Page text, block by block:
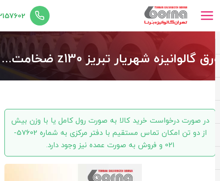
02157602
ورق گالوانیزه شهریار تبریز z130 ضخامت 2.00 عرض 1000
در صورت درخواست خرید کالا به صورت رول کامل یا با وزن بیش
از دو تن امکان تماس مستقیم با دفتر مرکزی به شماره 57602-
021 و فروش به صورت عمده نیز وجود دارد.